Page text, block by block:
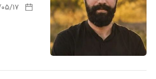
۱۴۰۵/